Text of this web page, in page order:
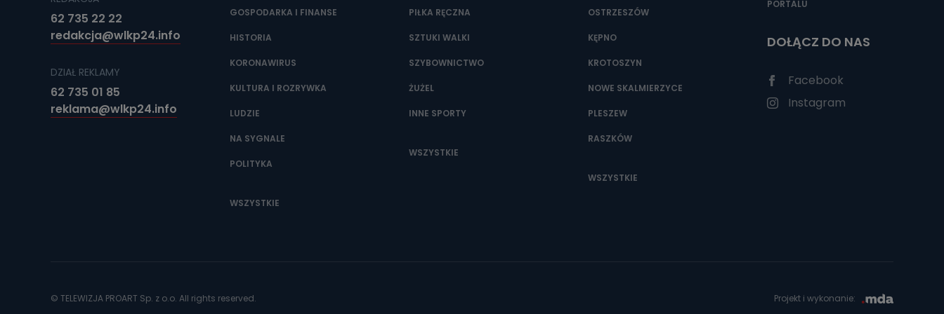
62 735 22 22
redakcja@wlkp24.info
DZIAŁ REKLAMY
62 735 01 85
reklama@wlkp24.info
GOSPODARKA I FINANSE
HISTORIA
KORONAWIRUS
KULTURA I ROZRYWKA
LUDZIE
NA SYGNALE
POLITYKA
WSZYSTKIE
PIŁKA RĘCZNA
SZTUKI WALKI
SZYBOWNICTWO
ŻUŻEL
INNE SPORTY
WSZYSTKIE
OSTRZESZÓW
KĘPNO
KROTOSZYN
NOWE SKALMIERZYCE
PLESZEW
RASZKÓW
WSZYSTKIE
PORTALU
DOŁĄCZ DO NAS
Facebook
Instagram
© TELEWIZJA PROART Sp. z o.o. All rights reserved. Projekt i wykonanie: